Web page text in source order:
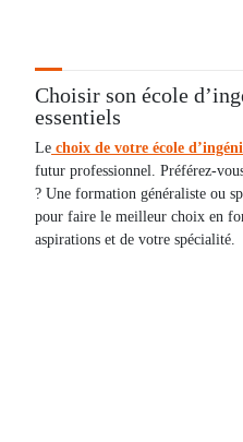
Choisir son école
essentiels
Le choix de votre école
futur professionnel. Préférez-
? Une formation généraliste ou
pour faire le meilleur choix en
aspirations et de votre spécialité.